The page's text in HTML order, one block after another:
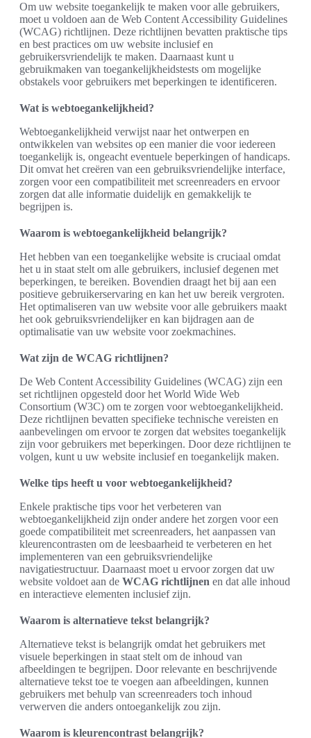
Om uw website toegankelijk te maken voor alle gebruikers,
moet u voldoen aan de Web Content Accessibility Guidelines
(WCAG) richtlijnen. Deze richtlijnen bevatten praktische tips
en best practices om uw website inclusief en
gebruikersvriendelijk te maken. Daarnaast kunt u
gebruikmaken van toegankelijkheidstests om mogelijke
obstakels voor gebruikers met beperkingen te identificeren.
Wat is webtoegankelijkheid?
Webtoegankelijkheid verwijst naar het ontwerpen en
ontwikkelen van websites op een manier die voor iedereen
toegankelijk is, ongeacht eventuele beperkingen of handicaps.
Dit omvat het creëren van een gebruiksvriendelijke interface,
zorgen voor een compatibiliteit met screenreaders en ervoor
zorgen dat alle informatie duidelijk en gemakkelijk te
begrijpen is.
Waarom is webtoegankelijkheid belangrijk?
Het hebben van een toegankelijke website is cruciaal omdat
het u in staat stelt om alle gebruikers, inclusief degenen met
beperkingen, te bereiken. Bovendien draagt het bij aan een
positieve gebruikerservaring en kan het uw bereik vergroten.
Het optimaliseren van uw website voor alle gebruikers maakt
het ook gebruiksvriendelijker en kan bijdragen aan de
optimalisatie van uw website voor zoekmachines.
Wat zijn de WCAG richtlijnen?
De Web Content Accessibility Guidelines (WCAG) zijn een
set richtlijnen opgesteld door het World Wide Web
Consortium (W3C) om te zorgen voor webtoegankelijkheid.
Deze richtlijnen bevatten specifieke technische vereisten en
aanbevelingen om ervoor te zorgen dat websites toegankelijk
zijn voor gebruikers met beperkingen. Door deze richtlijnen te
volgen, kunt u uw website inclusief en toegankelijk maken.
Welke tips heeft u voor webtoegankelijkheid?
Enkele praktische tips voor het verbeteren van
webtoegankelijkheid zijn onder andere het zorgen voor een
goede compatibiliteit met screenreaders, het aanpassen van
kleurencontrasten om de leesbaarheid te verbeteren en het
implementeren van een gebruiksvriendelijke
navigatiestructuur. Daarnaast moet u ervoor zorgen dat uw
website voldoet aan de WCAG richtlijnen en dat alle inhoud
en interactieve elementen inclusief zijn.
Waarom is alternatieve tekst belangrijk?
Alternatieve tekst is belangrijk omdat het gebruikers met
visuele beperkingen in staat stelt om de inhoud van
afbeeldingen te begrijpen. Door relevante en beschrijvende
alternatieve tekst toe te voegen aan afbeeldingen, kunnen
gebruikers met behulp van screenreaders toch inhoud
verwerven die anders ontoegankelijk zou zijn.
Waarom is kleurencontrast belangrijk?